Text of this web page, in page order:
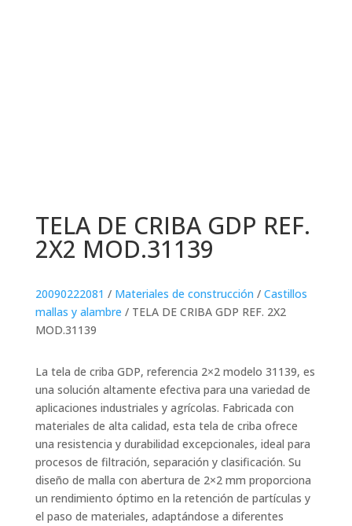
TELA DE CRIBA GDP REF.
2X2 MOD.31139
20090222081 / Materiales de construcción / Castillos
mallas y alambre / TELA DE CRIBA GDP REF. 2X2
MOD.31139
La tela de criba GDP, referencia 2×2 modelo 31139, es
una solución altamente efectiva para una variedad de
aplicaciones industriales y agrícolas. Fabricada con
materiales de alta calidad, esta tela de criba ofrece
una resistencia y durabilidad excepcionales, ideal para
procesos de filtración, separación y clasificación. Su
diseño de malla con abertura de 2×2 mm proporciona
un rendimiento óptimo en la retención de partículas y
el paso de materiales, adaptándose a diferentes